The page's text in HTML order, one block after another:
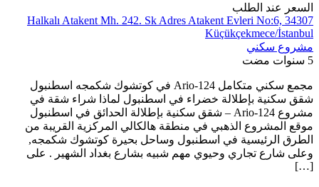
السعر عند الطلب
Halkalı Atakent Mh. 242. Sk Adres Atakent Evleri No:6, 34307
Küçükçekmece/İstanbul
مشروع سكني
5 سنوات مضت
مجمع سكني متكامل Ario-124 في كوتشوك شكمجه اسطنبول
شقق سكنية بإطلالة خضراء في اسطنبول لماذا شراء شقة في
مشروع Ario-124 – شقق سكنية بإطلالة الحدائق في اسطنبول
موقع المشروع الذهبي في منطقة هالكالي المركزية القريبة من
الطرق الرئيسية في اسطنبول وساحل بحيرة كوتشوك شكمجه,
وعلى شارع تجاري وحيوي مهم شبيه بشارع بغداد الشهير . على
[…]